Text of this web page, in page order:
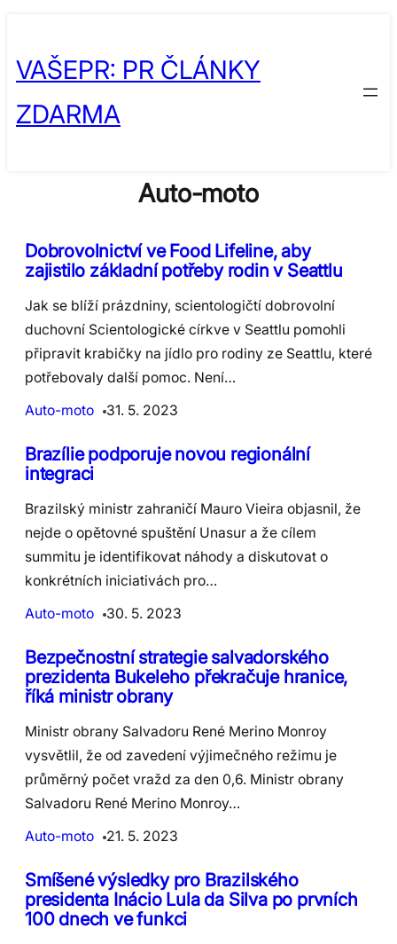
content
VAŠEPR: PR ČLÁNKY
ZDARMA
Auto-moto
Dobrovolnictví ve Food Lifeline, aby
zajistilo základní potřeby rodin v Seattlu
Jak se blíží prázdniny, scientologičtí dobrovolní
duchovní Scientologické církve v Seattlu pomohli
připravit krabičky na jídlo pro rodiny ze Seattlu, které
potřebovaly další pomoc. Není…
Auto-moto
31. 5. 2023
Brazílie podporuje novou regionální
integraci
Brazilský ministr zahraničí Mauro Vieira objasnil, že
nejde o opětovné spuštění Unasur a že cílem
summitu je identifikovat náhody a diskutovat o
konkrétních iniciativách pro…
Auto-moto
30. 5. 2023
Bezpečnostní strategie salvadorského
prezidenta Bukeleho překračuje hranice,
říká ministr obrany
Ministr obrany Salvadoru René Merino Monroy
vysvětlil, že od zavedení výjimečného režimu je
průměrný počet vražd za den 0,6. Ministr obrany
Salvadoru René Merino Monroy…
Auto-moto
21. 5. 2023
Smíšené výsledky pro Brazilského
presidenta Inácio Lula da Silva po prvních
100 dnech ve funkci